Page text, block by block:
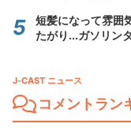
短髪になって雰囲
たがり...ガソリン
J-CAST ニュース
コメントラン